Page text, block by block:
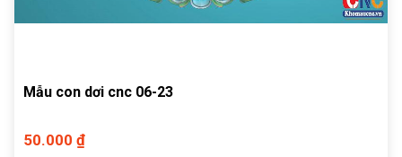
Mẫu con dơi cnc 06-23
50.000 ₫